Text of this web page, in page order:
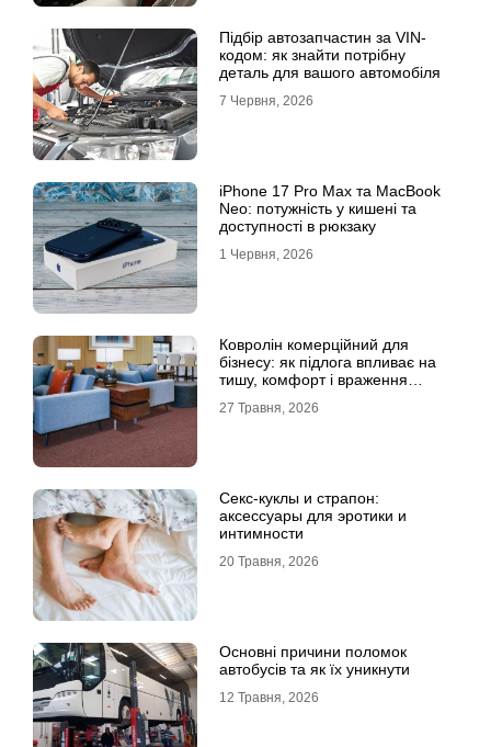
Підбір автозапчастин за VIN-
кодом: як знайти потрібну
деталь для вашого автомобіля
7 Червня, 2026
iPhone 17 Pro Max та MacBook
Neo: потужність у кишені та
доступності в рюкзаку
1 Червня, 2026
Ковролін комерційний для
бізнесу: як підлога впливає на
тишу, комфорт і враження
27 Травня, 2026
Секс-куклы и страпон:
аксессуары для эротики и
интимности
20 Травня, 2026
Основні причини поломок
автобусів та як їх уникнути
12 Травня, 2026